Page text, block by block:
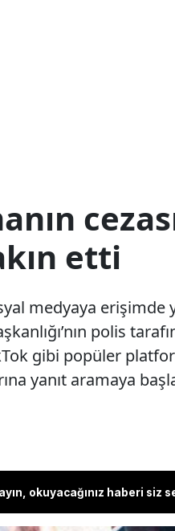
etti
medyaya erişimde
polis
gibi popüler
yanıt aramaya
okuyacağınız haberi siz